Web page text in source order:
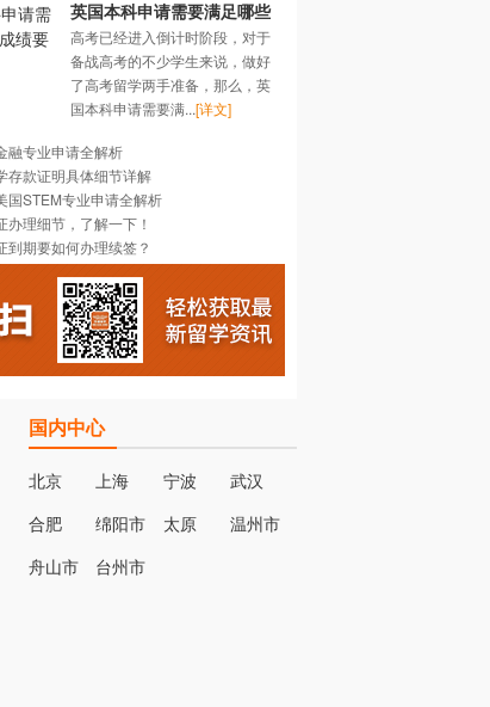
英国本科申请需要满足哪些
成绩要求？
高考已经进入倒计时阶段，对于
备战高考的不少学生来说，做好
了高考留学两手准备，那么，英
国本科申请需要满...[详文]
融专业申请全解析
存款证明具体细节详解
国STEM专业申请全解析
办理细节，了解一下！
到期要如何办理续签？
国内中心
北京 上海 宁波 武汉
合肥 绵阳市 太原 温州市
舟山市 台州市